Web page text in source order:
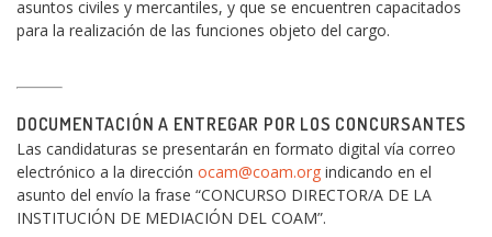
asuntos civiles y mercantiles, y que se encuentren capacitados
para la realización de las funciones objeto del cargo.
DOCUMENTACIÓN A ENTREGAR POR LOS CONCURSANTES
Las candidaturas se presentarán en formato digital vía correo
electrónico a la dirección ocam@coam.org indicando en el
asunto del envío la frase “CONCURSO DIRECTOR/A DE LA
INSTITUCIÓN DE MEDIACIÓN DEL COAM”.